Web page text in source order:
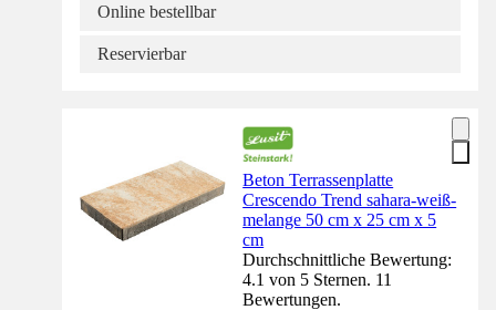
Online bestellbar
Reservierbar
Beton Terrassenplatte
Crescendo Trend sahara-weiß-
melange 50 cm x 25 cm x 5
cm
Durchschnittliche Bewertung:
4.1 von 5 Sternen. 11
Bewertungen.